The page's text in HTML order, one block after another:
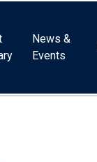
News &
Events